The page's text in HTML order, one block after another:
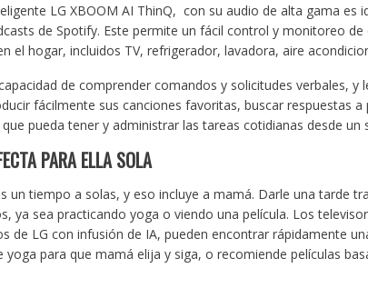
LG XBOOM AI ThinQ, con su audio de alta gama es
de Spotify. Este permite un fácil control y monitoreo
el hogar, incluidos TV, refrigerador, lavadora, aire
de comprender comandos y solicitudes verbales, y
fácilmente sus canciones favoritas, buscar respuestas a
pueda tener y administrar las tareas cotidianas desde un
PARA ELLA SOLA
un tiempo a solas, y eso incluye a mamá. Darle una tarde
ya sea practicando yoga o viendo una película. Los
de LG con infusión de IA, pueden encontrar rápidamente
yoga para que mamá elija y siga, o recomiende películas